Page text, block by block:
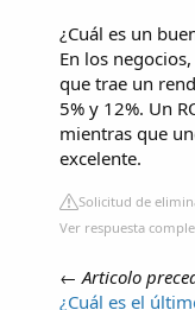
¿Cuál es un
En los
que trae un
5% y 12%. Un
mientras que
excelente.
Solicitud de
Ver respuesta
← Articolo
¿Cuál es el